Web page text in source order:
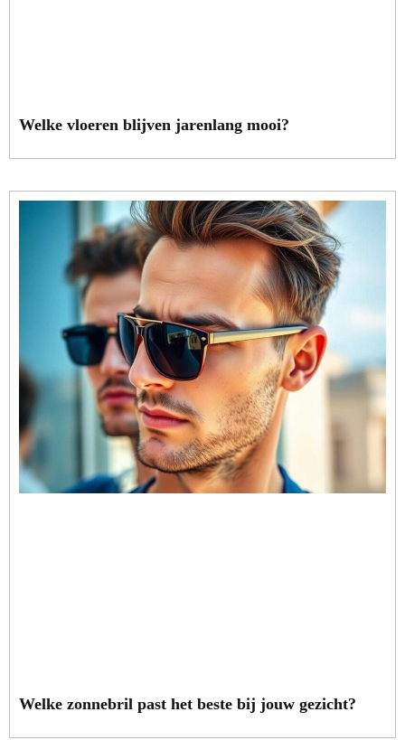
Welke vloeren blijven jarenlang mooi?
Welke zonnebril past het beste bij jouw gezicht?